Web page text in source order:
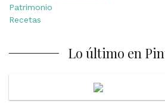
Patrimonio
Recetas
Lo último en